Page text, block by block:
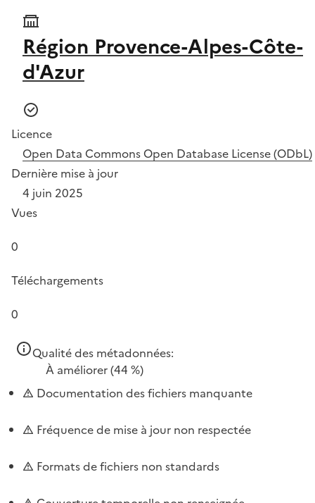
Région Provence-Alpes-Côte-
d'Azur
Licence
Open Data Commons Open Database License (ODbL)
Dernière mise à jour
4 juin 2025
Vues
0
Téléchargements
0
Qualité des métadonnées:
À améliorer(44 %)
Documentation des fichiers manquante
Fréquence de mise à jour non respectée
Formats de fichiers non standards